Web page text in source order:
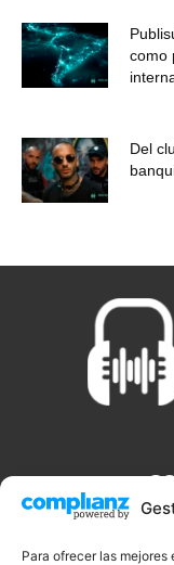
Para ofrecer las
como
Del
que necesitas saber